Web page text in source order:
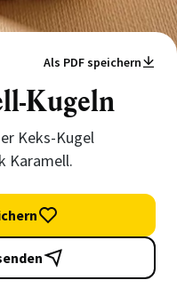
Als PDF speichern
Kugeln
Keks-Kugel
Karamell.